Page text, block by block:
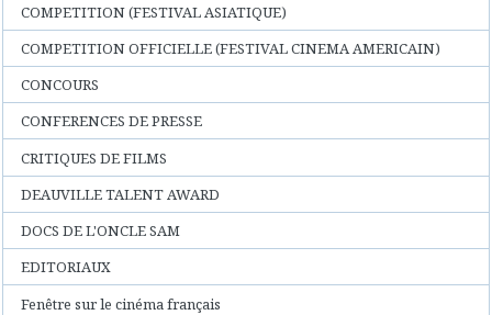
COMPETITION (FESTIVAL ASIATIQUE)
COMPETITION OFFICIELLE (FESTIVAL CINEMA AMERICAIN)
CONCOURS
CONFERENCES DE PRESSE
CRITIQUES DE FILMS
DEAUVILLE TALENT AWARD
DOCS DE L'ONCLE SAM
EDITORIAUX
Fenêtre sur le cinéma français